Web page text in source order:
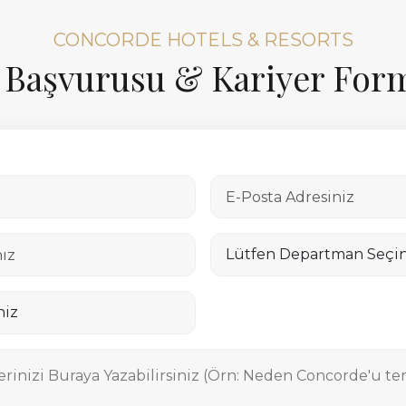
CONCORDE HOTELS & RESORTS
& Kariyer